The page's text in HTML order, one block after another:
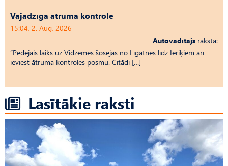
Vajadzīga ātruma kontrole
15:04, 2. Aug, 2026
Autovadītājs raksta:
“Pēdējais laiks uz Vid­ze­mes šosejas no Līgatnes līdz Ieriķiem arī
ieviest ātruma kontroles posmu. Citādi […]
Lasītākie raksti